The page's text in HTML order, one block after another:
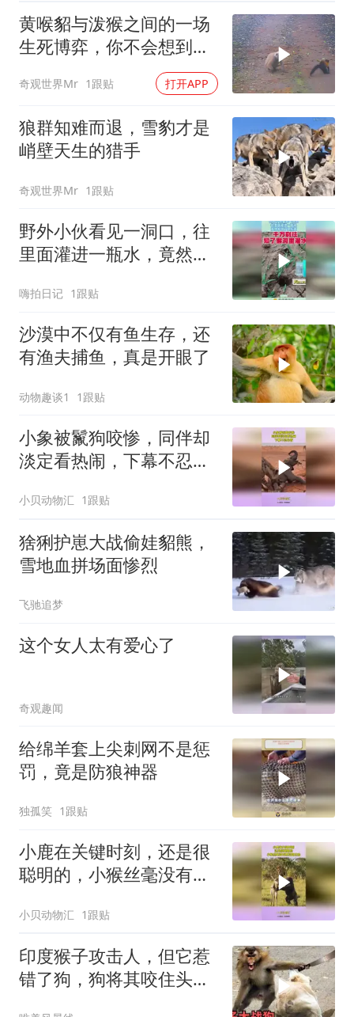
黄喉貂与泼猴之间的一场
生死博弈，你不会想到黄
喉貂的实力会如此厉害
奇观世界Mr 1跟贴 打开APP
狼群知难而退，雪豹才是
峭壁天生的猎手
奇观世界Mr 1跟贴
野外小伙看见一洞口，往
里面灌进一瓶水，竟然发
嗨拍日记 1跟贴
沙漠中不仅有鱼生存，还
有渔夫捕鱼，真是开眼了
动物趣谈1 1跟贴
小象被鬣狗咬惨，同伴却
淡定看热闹，下幕不忍心
小贝动物汇 1跟贴
猞猁护崽大战偷娃貂熊，
雪地血拼场面惨烈
飞驰追梦
这个女人太有爱心了
奇观趣闻
给绵羊套上尖刺网不是惩
罚，竟是防狼神器
独孤笑 1跟贴
小鹿在关键时刻，还是很
聪明的，小猴丝毫没有察
小贝动物汇 1跟贴
印度猴子攻击人，但它惹
错了狗，狗将其咬住头部